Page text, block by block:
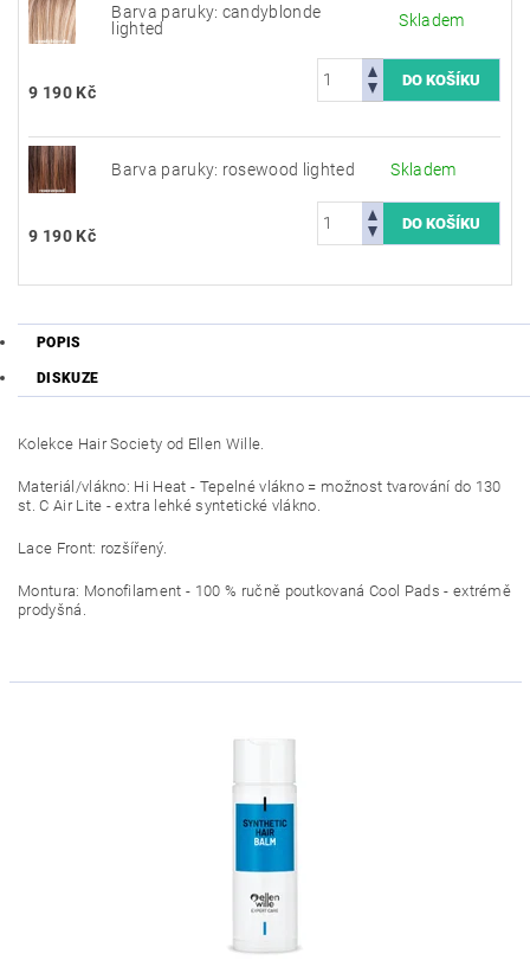
Barva paruky: candyblonde
lighted
Skladem
9 190 Kč
Barva paruky: rosewood lighted Skladem
9 190 Kč
POPIS
DISKUZE
Kolekce Hair Society od Ellen Wille.
Materiál/vlákno: Hi Heat - Tepelné vlákno = možnost tvarování do 130
st. C Air Lite - extra lehké syntetické vlákno.
Lace Front: rozšířený.
Montura: Monofilament - 100 % ručně poutkovaná Cool Pads - extrémě
prodyšná.